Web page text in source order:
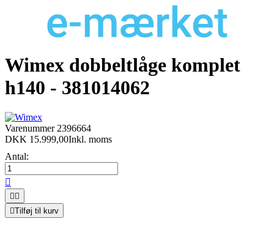
Wimex dobbeltlåge komplet
h140 - 381014062
Varenummer 2396664
DKK 15.999,00Inkl. moms
Antal:

 
Tilføj til kurv